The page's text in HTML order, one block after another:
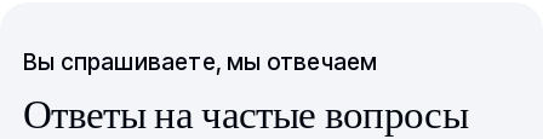
Вы спрашиваете, мы отвечаем
Ответы на частые вопросы